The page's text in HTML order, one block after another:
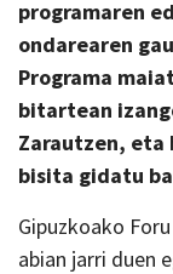
programaren
ondarearen
Programa
bitartean
Zarautzen,
bisita gidatu
Gipuzkoako
abian jarri duen